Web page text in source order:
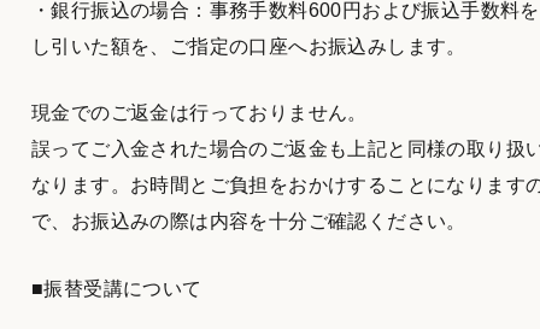
・銀行振込の場合：事務手数料600円および振込手数料
し引いた額を、ご指定の口座へお振込みします。
現金でのご返金は行っておりません。
誤ってご入金された場合のご返金も上記と同様の取り扱
なります。お時間とご負担をおかけすることになります
で、お振込みの際は内容を十分ご確認ください。
■振替受講について